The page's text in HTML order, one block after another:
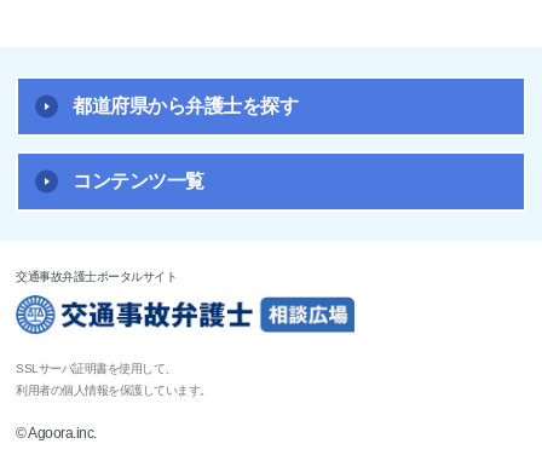
都道府県から弁護士を探す
コンテンツ一覧
交通事故弁護士ポータルサイト
SSLサーバ証明書を使用して、
利用者の個人情報を保護しています。
© Agoora.inc.